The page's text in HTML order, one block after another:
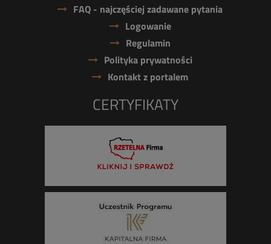
FAQ - najczęściej zadawane pytania
Logowanie
Regulamin
Polityka prywatności
Kontakt z portalem
CERTYFIKATY